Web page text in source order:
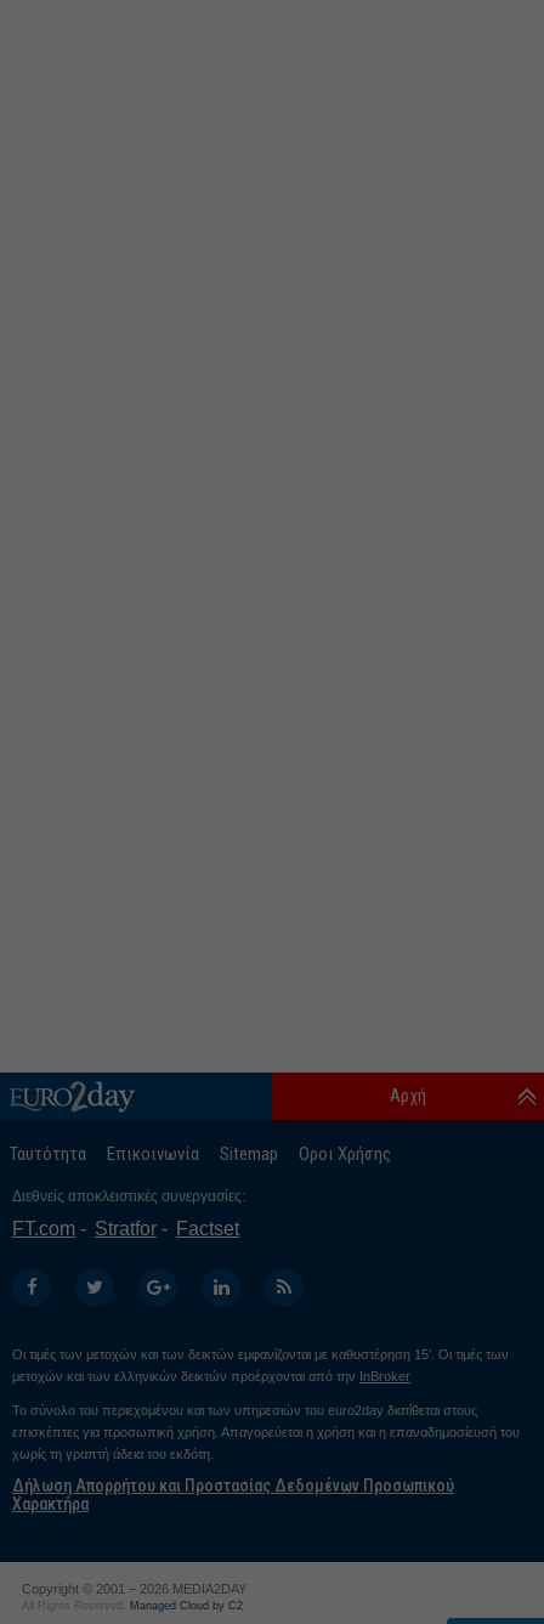
Ταυτότητα Επικοινωνία Sitemap Οροι Χρήσης
Αρχή
Διεθνείς αποκλειστικές συνεργασίες:
FT.com Stratfor Factset
Οι τιμές των μετοχών και των δεικτών εμφανίζονται με καθυστέρηση 15’. Οι τιμές των
μετοχών και των ελληνικών δεικτών προέρχονται από την InBroker
Το σύνολο του περιεχομένου και των υπηρεσιών του euro2day διατίθεται στους
επισκέπτες για προσωπική χρήση. Απαγορεύεται η χρήση και η επαναδημοσίευσή του
χωρίς τη γραπτή άδεια του εκδότη.
Δήλωση Απορρήτου και Προστασίας Δεδομένων Προσωπικού
Χαρακτήρα
Copyright © 2001 – 2026 MEDIA2DAY
All Rights Reserved. Managed Cloud by C2